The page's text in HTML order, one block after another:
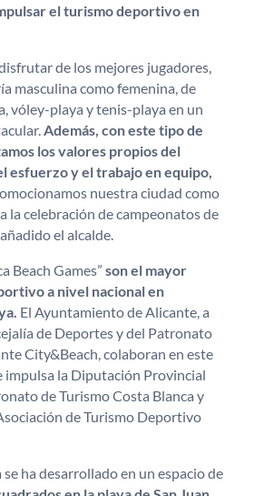
el turismo deportivo en
de los mejores jugadores,
masculina como femenina, de
vóley-playa y tenis-playa en un
Además, con este tipo de
los valores propios del
esfuerzo y el trabajo en equipo,
nuestra ciudad como
la celebración de campeonatos de
el alcalde.
Beach Games” son el mayor
a nivel nacional en
El Ayuntamiento de Alicante, a
de Deportes y del Patronato
City&Beach, colaboran en este
impulsa la Diputación Provincial
de Turismo Costa Blanca y
de Turismo Deportivo
ha desarrollado en un espacio de